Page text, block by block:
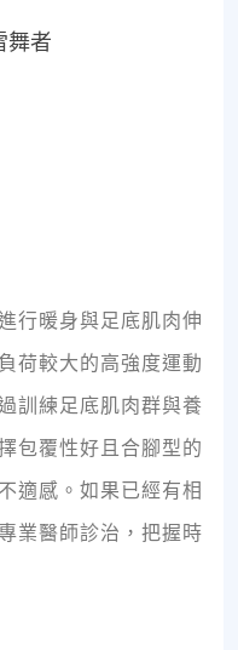
舞者
行暖身與足底肌肉伸
荷較大的高強度運動
訓練足底肌肉群與養
包覆性好且合腳型的
適感。如果已經有相
業醫師診治，把握時